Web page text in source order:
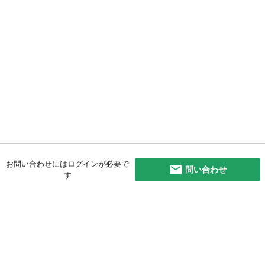
お問い合わせにはログインが必要で
す
問い合わせ